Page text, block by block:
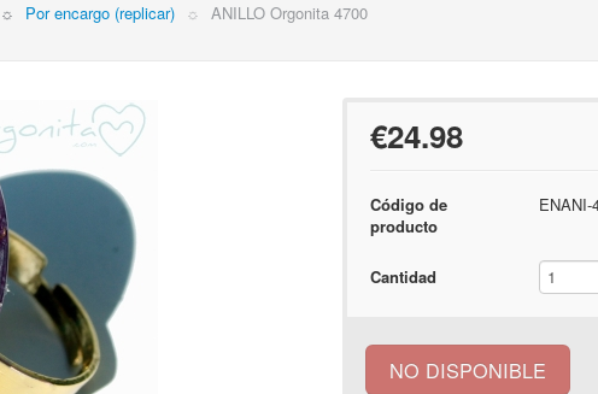
☼ Por encargo (replicar) ☼ ANILLO Orgonita 4700
€24.98
Código de
producto
ENANI-
Cantidad
NO DISPONIBLE